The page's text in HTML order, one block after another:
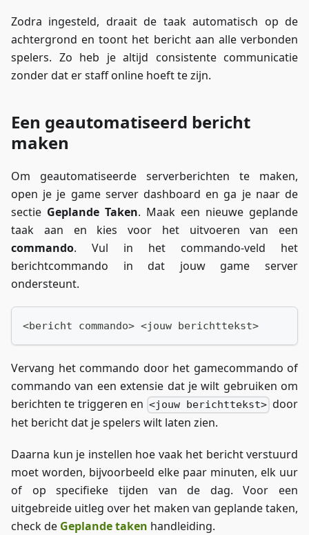
Zodra ingesteld, draait de taak automatisch op de
achtergrond en toont het bericht aan alle verbonden
spelers. Zo heb je altijd consistente communicatie
zonder dat er staff online hoeft te zijn.
Een geautomatiseerd bericht
maken
Om geautomatiseerde serverberichten te maken,
open je je game server dashboard en ga je naar de
sectie Geplande Taken. Maak een nieuwe geplande
taak aan en kies voor het uitvoeren van een
commando. Vul in het commando-veld het
berichtcommando in dat jouw game server
ondersteunt.
<bericht commando> <jouw berichttekst>
Vervang het commando door het gamecommando of
commando van een extensie dat je wilt gebruiken om
berichten te triggeren en <jouw berichttekst> door
het bericht dat je spelers wilt laten zien.
Daarna kun je instellen hoe vaak het bericht verstuurd
moet worden, bijvoorbeeld elke paar minuten, elk uur
of op specifieke tijden van de dag. Voor een
uitgebreide uitleg over het maken van geplande taken,
check de Geplande taken handleiding.